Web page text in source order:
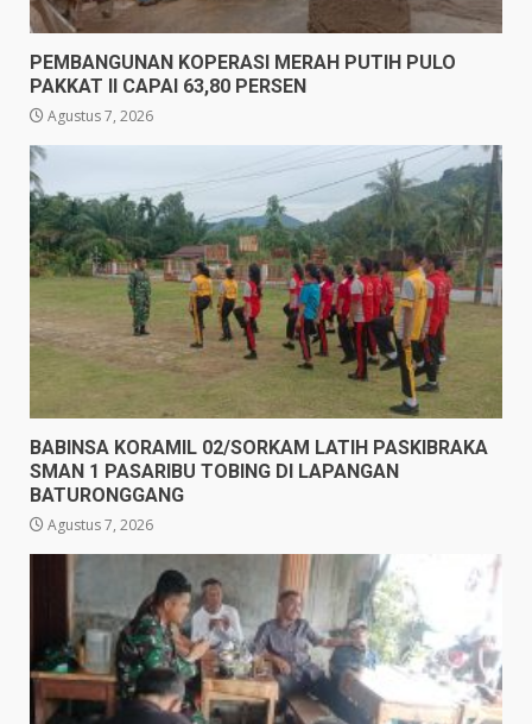
PEMBANGUNAN KOPERASI MERAH PUTIH PULO
PAKKAT II CAPAI 63,80 PERSEN
Agustus 7, 2026
BABINSA KORAMIL 02/SORKAM LATIH PASKIBRAKA
SMAN 1 PASARIBU TOBING DI LAPANGAN
BATURONGGANG
Agustus 7, 2026